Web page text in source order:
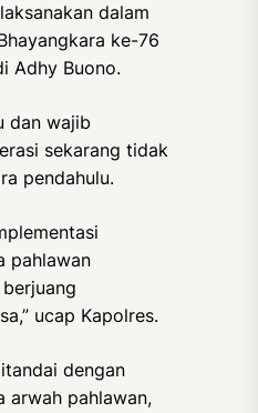
dalam
ke-76
Adhy Buono.
dan wajib
sekarang tidak
pendahulu.
pahlawan
ucap Kapolres.
dengan
arwah pahlawan,